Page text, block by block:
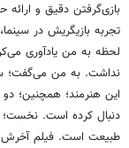
بازی‌گرفتن دقیق و
تجربه بازیگریش در
لحظه به من یادآوری
نداشت. به من می‌گفت؛
این هنرمند؛ همچنین؛
دنبال کرده است. نخست؛
طبیعت است. فیلم آخرش؛